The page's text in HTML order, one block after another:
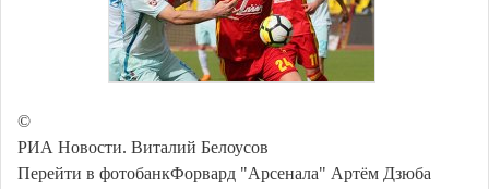
©
РИА Новости. Виталий Белоусов
Перейти в фотобанкФорвард "Арсенала" Артём Дзюба